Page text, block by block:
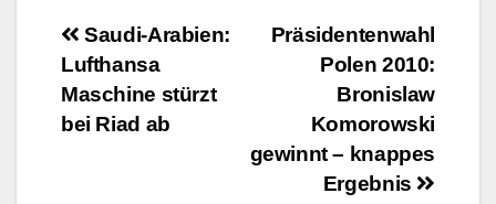
BeitragsnavigationPräsidentenwahl
Polen 2010:
Bronislaw
Komorowski
gewinnt – knappes
Ergebnis
Saudi-Arabien:
Lufthansa
Maschine stürzt
bei Riad ab